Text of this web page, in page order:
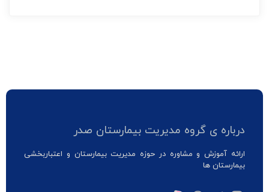
درباره ی گروه مدیریت بیمارستان صدر
ارائه آموزش و مشاوره در حوزه مدیریت بیمارستان و اعتباربخشی
بیمارستان ها